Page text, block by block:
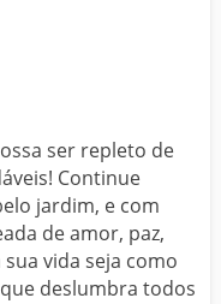
ser repleto de
Continue
jardim, e com
de amor, paz,
vida seja como
deslumbra todos